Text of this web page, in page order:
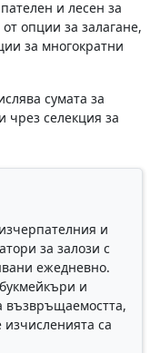
и лесен за
опции за залагане,
за многократни
сумата за
чрез селекция за
и
за залози с
ежедневно.
и
възвръщаемостта,
са